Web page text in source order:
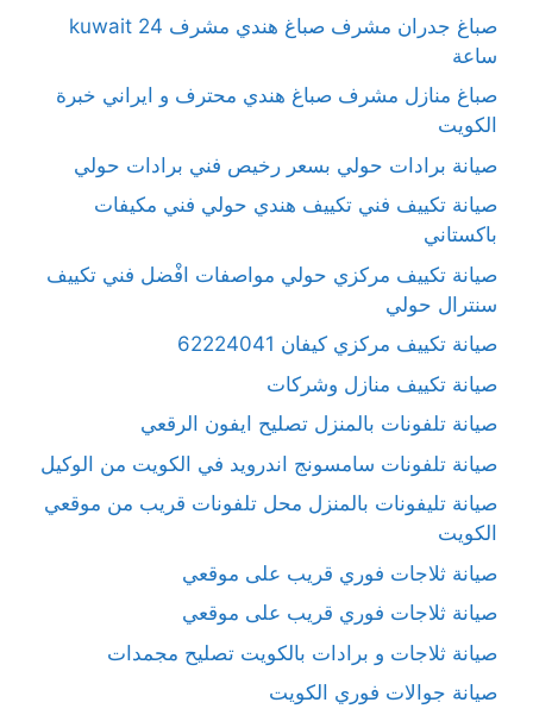
صباغ جدران مشرف صباغ هندي مشرف kuwait 24
ساعة
صباغ منازل مشرف صباغ هندي محترف و ايراني خبرة
الكويت
صيانة برادات حولي بسعر رخيص فني برادات حولي
صيانة تكييف فني تكييف هندي حولي فني مكيفات
باكستاني
صيانة تكييف مركزي حولي مواصفات افْضل فني تكييف
سنترال حولي
صيانة تكييف مركزي كيفان 62224041
صيانة تكييف منازل وشركات
صيانة تلفونات بالمنزل تصليح ايفون الرقعي
صيانة تلفونات سامسونج اندرويد في الكويت من الوكيل
صيانة تليفونات بالمنزل محل تلفونات قريب من موقعي
الكويت
صيانة ثلاجات فوري قريب على موقعي
صيانة ثلاجات فوري قريب على موقعي
صيانة ثلاجات و برادات بالكويت تصليح مجمدات
صيانة جوالات فوري الكويت